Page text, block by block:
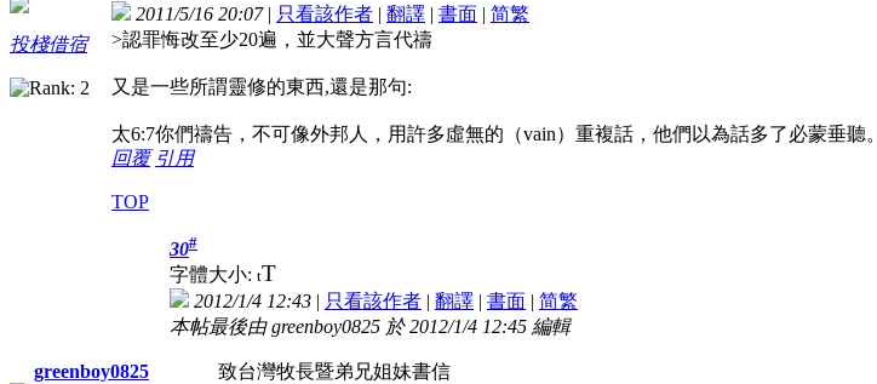
投棧借宿
2011/5/16 20:07| 只看該作者 | 翻譯 | 書面 | 简繁
>認罪悔改至少20遍，並大聲方言代禱
又是一些所謂靈修的東西,還是那句:
太6:7你們禱告，不可像外邦人，用許多虛無的（vain）重複話，他們以為話多了必蒙垂聽。
回覆 引用
TOP
greenboy0825
30#
字體大小: tT
2012/1/4 12:43 | 只看該作者 | 翻譯 | 書面 | 简繁
本帖最後由 greenboy0825 於 2012/1/4 12:45 編輯
致台灣牧長暨弟兄姐妹書信